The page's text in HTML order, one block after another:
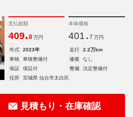
支払総額
409.8 万円
本体価格
401. 7 万円
年式 2023年 走行
2.2万km
車検
車検整備付 修復
なし
保証
保証付 整備
法定整備付
住所
宮城県 仙台市太白区
見積もり・在庫確認